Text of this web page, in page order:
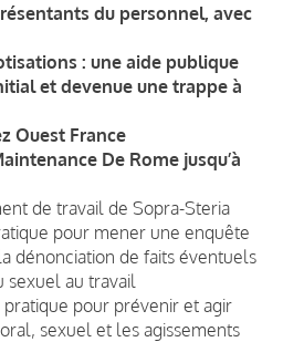
du personnel, avec
: une aide publique
et devenue une trappe à
Ouest France
De Rome jusqu’à
de travail de Sopra-Steria
pour mener une enquête
dénonciation de faits éventuels
au travail
pratique pour prévenir et agir
sexuel et les agissements